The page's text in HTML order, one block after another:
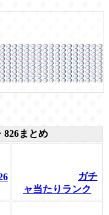
826まとめ
ガチ
ャ当たりランク